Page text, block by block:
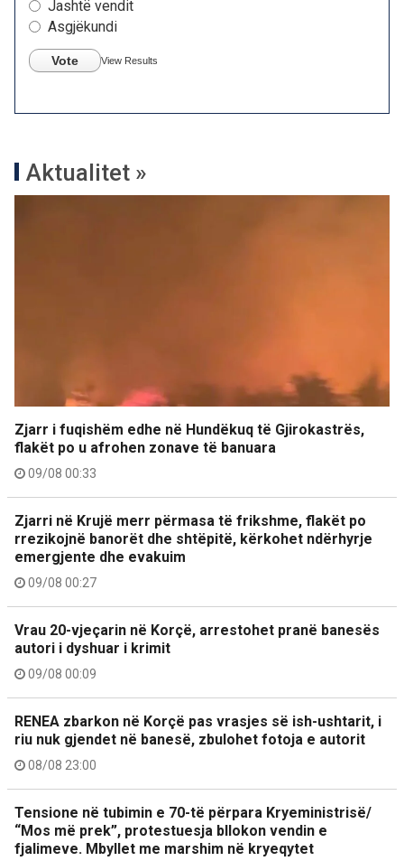
Jashtë vendit
Asgjëkundi
Vote View Results
Aktualitet »
Zjarr i fuqishëm edhe në Hundëkuq të Gjirokastrës,
flakët po u afrohen zonave të banuara
09/08 00:33
Zjarri në Krujë merr përmasa të frikshme, flakët po
rrezikojnë banorët dhe shtëpitë, kërkohet ndërhyrje
emergjente dhe evakuim
09/08 00:27
Vrau 20-vjeçarin në Korçë, arrestohet pranë banesës
autori i dyshuar i krimit
09/08 00:09
RENEA zbarkon në Korçë pas vrasjes së ish-ushtarit, i
riu nuk gjendet në banesë, zbulohet fotoja e autorit
08/08 23:00
Tensione në tubimin e 70-të përpara Kryeministrisë/
“Mos më prek”, protestuesja bllokon vendin e
fjalimeve. Mbyllet me marshim në kryeqytet